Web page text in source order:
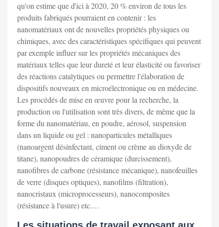
qu'on estime que d'ici à 2020, 20 % environ de tous les
produits fabriqués pourraient en contenir : les
nanomatériaux ont de nouvelles propriétés physiques ou
chimiques, avec des caractéristiques spécifiques qui peuvent
par exemple influer sur les propriétés mécaniques des
matériaux telles que leur dureté et leur élasticité ou favoriser
des réactions catalytiques ou permettre l'élaboration de
dispositifs nouveaux en microélectronique ou en médecine.
Les procédés de mise en œuvre pour la recherche, la
production ou l'utilisation sont très divers, de même que la
forme du nanomatériau, en poudre, aérosol, suspension
dans un liquide ou gel : nanoparticules métalliques
(nanoargent désinfectant, ciment ou crème au dioxyde de
titane), nanopoudres de céramique (durcissement),
nanofibres de carbone (résistance mécanique), nanofeuilles
de verre (disques optiques), nanofilms (filtration),
nanocristaux (microprocesseurs), nanocomposites
(résistance à l'usure) etc.…